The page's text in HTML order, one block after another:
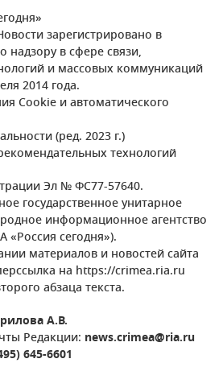
зарегистрировано в
надзору в сфере связи,
и массовых коммуникаций
2014 года.
Cookie и автоматического
(ред. 2023 г.)
технологий
Эл № ФС77-57640.
государственное унитарное
информационное агентство
«Россия сегодня»).
материалов и новостей сайта
на https://crimea.ria.ru
абзаца текста.
А.В.
Редакции: news.crimea@ria.ru
645-6601